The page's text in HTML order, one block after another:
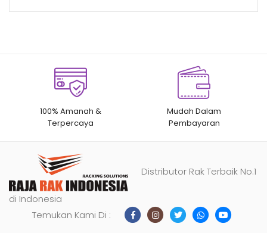
100% Amanah &
Terpercaya
Mudah Dalam
Pembayaran
Distributor Rak Terbaik No.1
di Indonesia
Temukan Kami Di :